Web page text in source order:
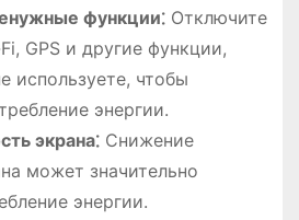
функции⁚Отключите
GPS и другие функции,
используете, чтобы
энергии.
экрана⁚Снижение
может значительно
энергии.